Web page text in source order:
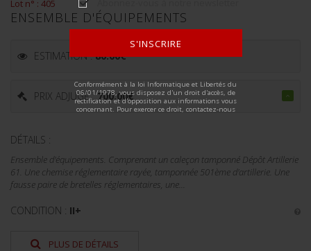
S'INSCRIRE
Conformément à la loi Informatique et Libertés du
06/01/1978, vous disposez d'un droit d'accès, de
rectification et d'opposition aux informations vous
concernant. Pour exercer ce droit, contactez-nous
Lot n° : 405
ENSEMBLE D'ÉQUIPEMENTS
ESTIMATION :80.00€
PRIX ADJUGÉ :700.00€
DÉTAILS :
Ensemble d'équipements. Comprenant un caleçon tamponné Dépôt Artillerie
61. Une chemise réglementaire rayée, tamponnée 501ème d'artillerie. Une
fausse paire de bretelles réglementaires, une...
CONDITION : II+
PLUS DE DÉTAILS